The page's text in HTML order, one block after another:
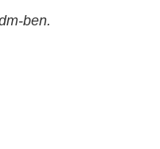
ben.